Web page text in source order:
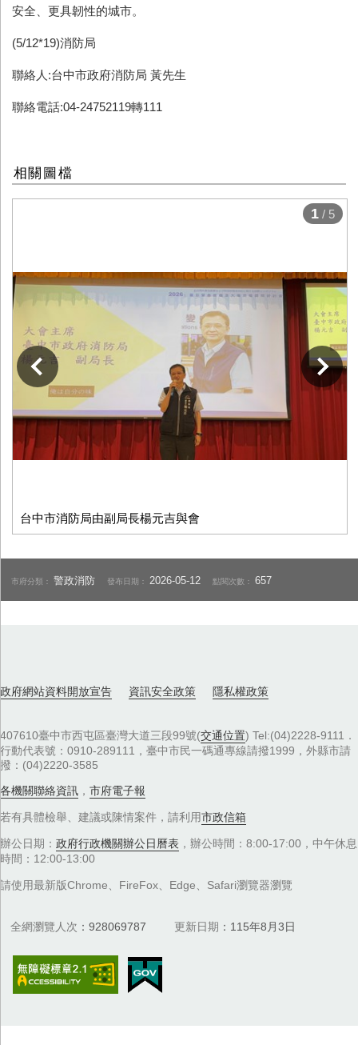
安全、更具韌性的城市。
(5/12*19)消防局
聯絡人:台中市政府消防局 黃先生
聯絡電話:04-24752119轉111
相關圖檔
台中市消防局由副局長楊元吉與會
1 / 5
市府分類：警政消防 發布日期：2026-05-12 點閱次數：657
政府網站資料開放宣告 資訊安全政策 隱私權政策
407610臺中市西屯區臺灣大道三段99號(交通位置) Tel:(04)2228-9111．
行動代表號：0910-289111，臺中市民一碼通專線請撥1999，外縣市請
撥：(04)2220-3585
各機關聯絡資訊 ， 市府電子報
若有具體檢舉、建議或陳情案件，請利用市政信箱
辦公日期： 政府行政機關辦公日曆表 ，辦公時間：8:00-17:00，中午休息
時間：12:00-13:00
請使用最新版Chrome、FireFox、Edge、Safari瀏覽器瀏覽
全網瀏覽人次 928069787 更新日期 115年8月3日